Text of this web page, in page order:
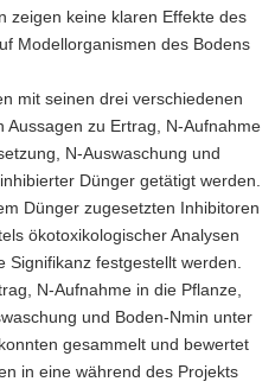
zeigen keine klaren Effekte des
Modellorganismen des Bodens
mit seinen drei verschiedenen
Aussagen zu Ertrag, N-Aufnahme
N-Auswaschung und
Dünger getätigt werden.
Dünger zugesetzten Inhibitoren
ökotoxikologischer Analysen
festgestellt werden.
N-Aufnahme in die Pflanze,
und Boden-Nmin unter
gesammelt und bewertet
in eine während des Projekts